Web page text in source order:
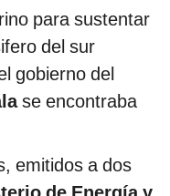
para sustentar
del sur
gobierno del
se encontraba
emitidos a dos